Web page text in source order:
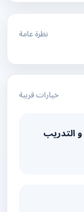
نظرة عامة
خيارات قريبة